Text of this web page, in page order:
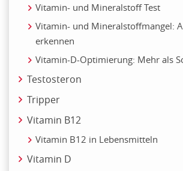
Vitamin- und Mineralstoff Test
Vitamin- und Mineralstoffmangel:
erkennen
Vitamin-D-Optimierung: Mehr als
Testosteron
Tripper
Vitamin B12
Vitamin B12 in Lebensmitteln
Vitamin D